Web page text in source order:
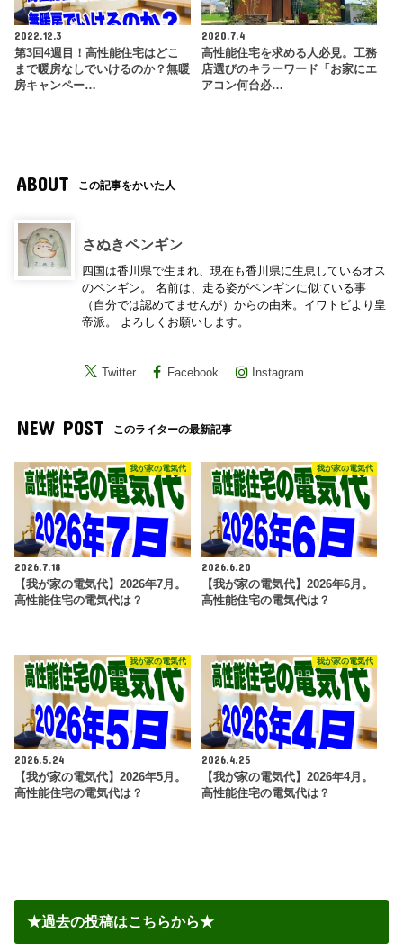
2022.12.3
第3回4週目！高性能住宅はどこ
まで暖房なしでいけるのか？無暖
房キャンペー…
2020.7.4
高性能住宅を求める人必見。工務
店選びのキラーワード「お家にエ
アコン何台必…
ABOUT この記事をかいた人
さぬきペンギン
四国は香川県で生まれ、現在も香川県に生息しているオス
のペンギン。 名前は、走る姿がペンギンに似ている事
（自分では認めてませんが）からの由来。イワトビより皇
帝派。 よろしくお願いします。
Twitter Facebook Instagram
NEW POST このライターの最新記事
我が家の電気代
2026.7.18
【我が家の電気代】2026年7月。
高性能住宅の電気代は？
我が家の電気代
2026.6.20
【我が家の電気代】2026年6月。
高性能住宅の電気代は？
我が家の電気代
2026.5.24
【我が家の電気代】2026年5月。
高性能住宅の電気代は？
我が家の電気代
2026.4.25
【我が家の電気代】2026年4月。
高性能住宅の電気代は？
★過去の投稿はこちらから★